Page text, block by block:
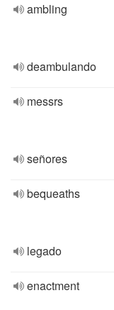
ambling
deambulando
messrs
señores
bequeaths
legado
enactment